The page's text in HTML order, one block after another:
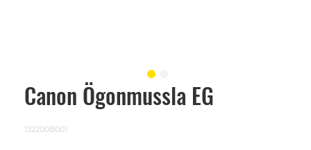
Canon Ögonmussla EG
132200B001
Skip